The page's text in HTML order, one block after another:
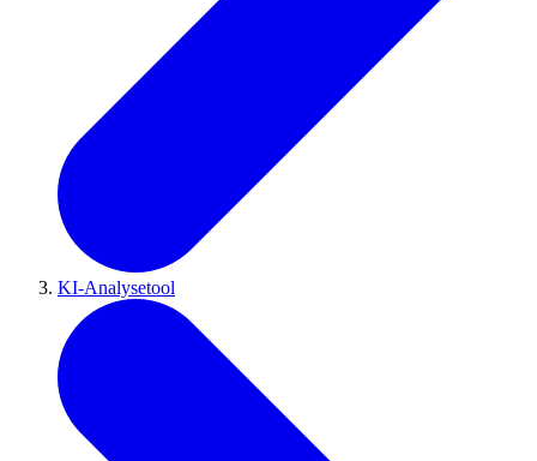
KI-Analysetool